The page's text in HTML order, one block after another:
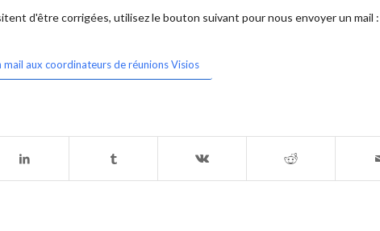
d'être corrigées, utilisez le bouton suivant pour nous envoyer un mail :
mail aux coordinateurs de réunions Visios